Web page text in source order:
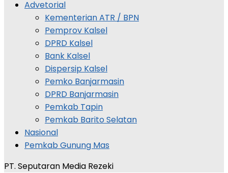
Advetorial
Kementerian ATR / BPN
Pemprov Kalsel
DPRD Kalsel
Bank Kalsel
Dispersip Kalsel
Pemko Banjarmasin
DPRD Banjarmasin
Pemkab Tapin
Pemkab Barito Selatan
Nasional
Pemkab Gunung Mas
PT. Seputaran Media Rezeki